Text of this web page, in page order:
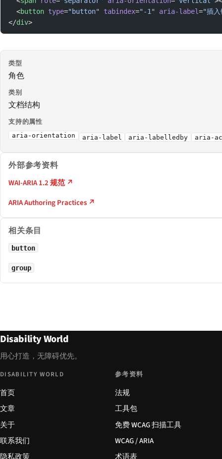
  <
button type="button" tabindex="-1" aria-label="插
</div>
类型
角色
类别
文档结构
支持的属性
aria-orientation aria-label aria-labelledby aria-
外部参考资料
WAI-ARIA 1.2 规范 ↗
ARIA Authoring Practices ↗
相关条目
button
group
Disability World
用心打造，无障碍优先。
DISABILITY WORLD
首页
文章
关于
联系我们
隐私政策
参考资料
法规
工具包
免费 WCAG 扫描工具
WCAG / ARIA
术语表